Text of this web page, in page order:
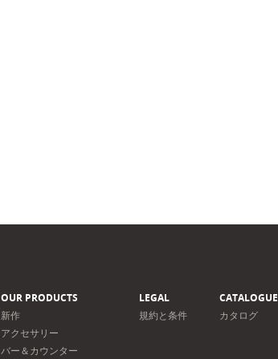
OUR PRODUCTS
新作
アクセサリー
バー＆カウンター
LEGAL
規約と条件
CATALOGUE
カタログ